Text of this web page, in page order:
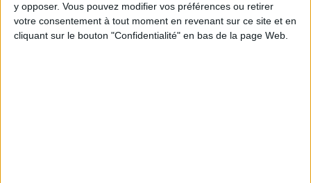
y opposer. Vous pouvez modifier vos préférences ou retirer
votre consentement à tout moment en revenant sur ce site et en
cliquant sur le bouton "Confidentialité" en bas de la page Web.
TEST : NOTRE NOUVELLE TABLE COUP DE CŒUR